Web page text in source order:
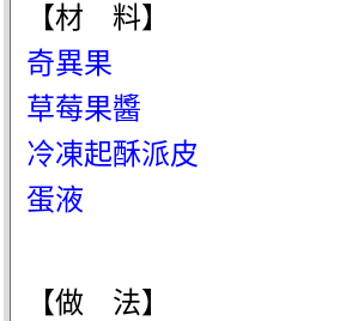
【材 料】
奇異果
草莓果醬
冷凍起酥派皮
蛋液
【做 法】